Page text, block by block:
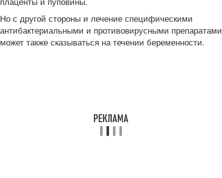
Но с другой стороны и лечение специфическими
антибактериальными и противовирусными препаратами
может также сказываться на течении беременности.